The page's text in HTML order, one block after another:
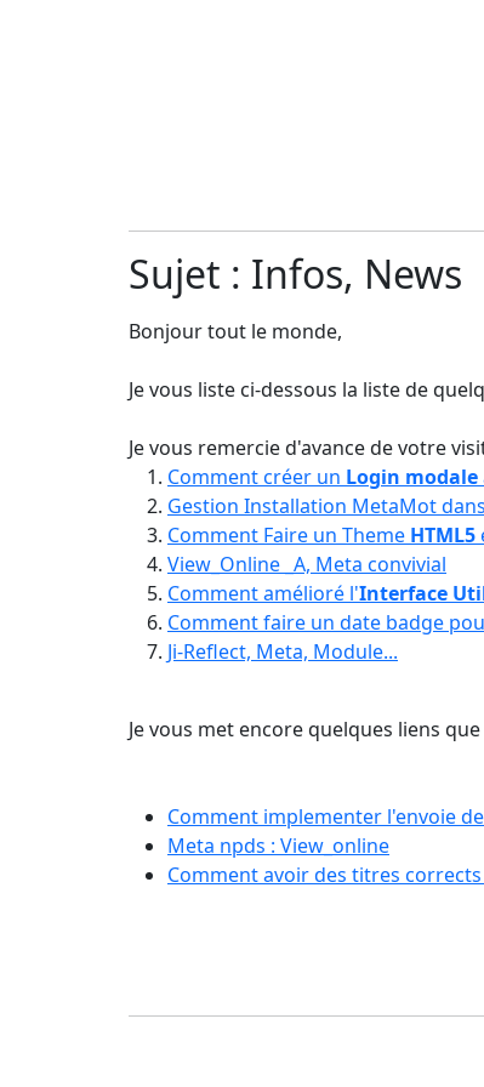
Sujet : Infos, News
Bonjour tout le monde,
Je vous liste ci-dessous la liste de
Je vous remercie d'avance de votre
Comment créer un Login modale
Gestion Installation MetaMot
Comment Faire un Theme HTML5
View_Online _A, Meta convivial
Comment amélioré l'Interface
Comment faire un date badge
Ji-Reflect, Meta, Module...
Je vous met encore quelques liens
Comment implementer l'envoie
Meta npds : View_online
Comment avoir des titres